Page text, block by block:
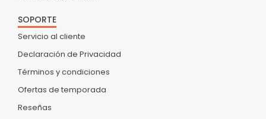
SOPORTE
Servicio al cliente
Declaración de Privacidad
Términos y condiciones
Ofertas de temporada
Reseñas